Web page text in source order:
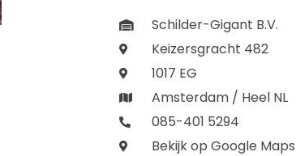
Schilder-Gigant B.V.
Keizersgracht 482
1017 EG
Amsterdam / Heel NL
085-401 5294
Bekijk op Google Maps